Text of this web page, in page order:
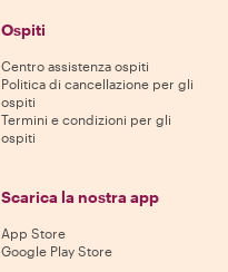
Ospiti
Centro assistenza ospiti
Politica di cancellazione per gli
ospiti
Termini e condizioni per gli
ospiti
Scarica la nostra app
App Store
Google Play Store